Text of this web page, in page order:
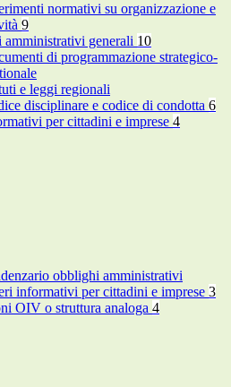
normativi su organizzazione e
9
amministrativi generali 10
di programmazione strategico-
e leggi regionali
disciplinare e codice di condotta 6
per cittadini e imprese 4
obblighi amministrativi
informativi per cittadini e imprese 3
OIV o struttura analoga 4